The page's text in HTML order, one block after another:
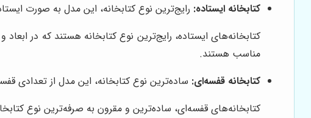
کتابخانه ایستاده: رایج‌ترین نوع کتابخانه، این مدل به صورت
کتابخانه‌های ایستاده، رایج‌ترین نوع کتابخانه هستند که در
مناسب هستند.
کتابخانه قفسه‌ای: ساده‌ترین نوع کتابخانه، این مدل از
کتابخانه‌های قفسه‌ای، ساده‌ترین و مقرون به صرفه‌ترین نوع